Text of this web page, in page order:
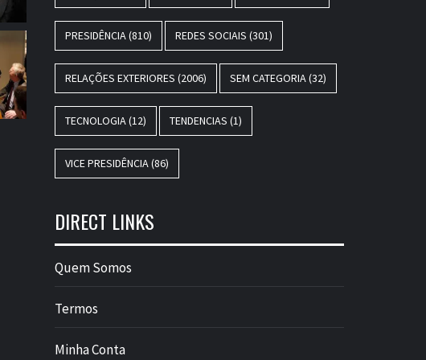
PRESIDÊNCIA(810) REDES SOCIAIS (301)
RELAÇÕES EXTERIORES (2006) SEM CATEGORIA(32)
TECNOLOGIA(12) TENDENCIAS (1)
VICE PRESIDÊNCIA(86)
DIRECT LINKS
Quem Somos
Termos
Minha Conta